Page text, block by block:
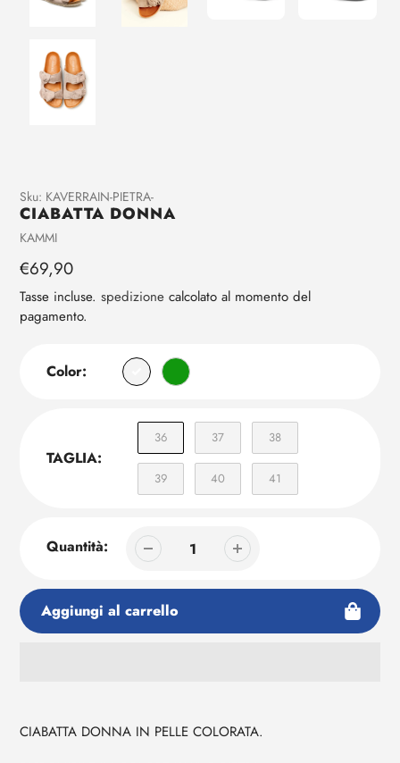
Aggiunta
di
prodotto
tuo
carrello
Sku: KAVERRAIN-PIETRA-
CIABATTA DONNA
Venditrice
KAMMI
Prezzo
regolare
€69,90
Tasse incluse. spedizione calcolato al momento del
pagamento.
Color:
TAGLIA:
36 37 38
39 40 41
Quantità:
Aggiungi al carrello
prodotto
CIABATTA DONNA IN PELLE COLORATA.